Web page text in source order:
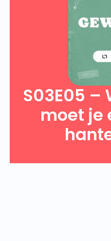
S03E05 –
moet je